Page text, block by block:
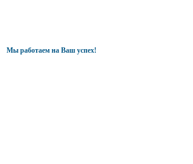
Мы работаем на Ваш успех!